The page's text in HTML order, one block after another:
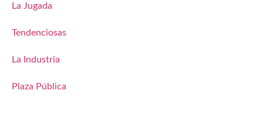
La Jugada
Tendenciosas
La Industria
Plaza Pública